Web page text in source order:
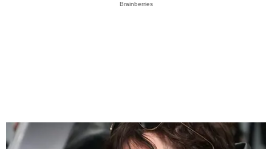
Brainberries